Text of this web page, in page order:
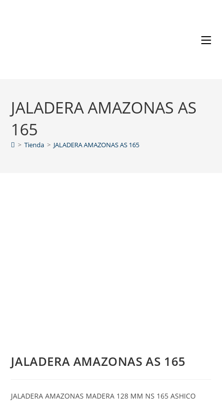
JALADERA AMAZONAS AS
165
> Tienda > JALADERA AMAZONAS AS 165
JALADERA AMAZONAS AS 165
JALADERA AMAZONAS MADERA 128 MM NS 165 ASHICO